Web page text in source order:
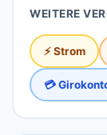
WEITERE
⚡ Strom
💳